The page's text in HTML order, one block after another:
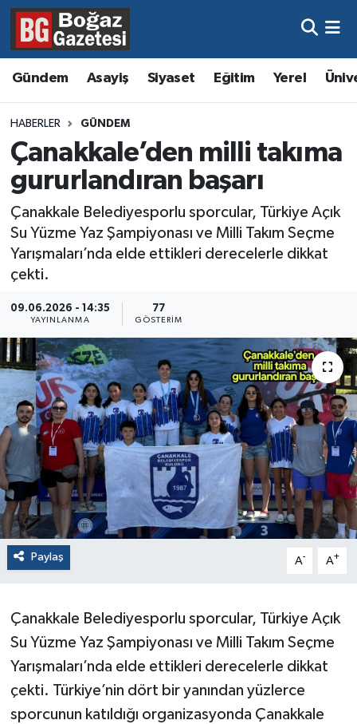
Gündem Asayiş Siyaset Eğitim Yerel
HABERLER GÜNDEM
Çanakkale’den milli takıma
gururlandıran başarı
Çanakkale Belediyesporlu sporcular, Türkiye Açık
Su Yüzme Yaz Şampiyonası ve Milli Takım Seçme
Yarışmaları’nda elde ettikleri derecelerle dikkat
çekti.
09.06.2026 - 14:35
YAYINLANMA
77
GÖSTERIM
Paylaş A- A+
Çanakkale Belediyesporlu sporcular, Türkiye Açık
Su Yüzme Yaz Şampiyonası ve Milli Takım Seçme
Yarışmaları’nda elde ettikleri derecelerle dikkat
çekti. Türkiye’nin dört bir yanından yüzlerce
sporcunun katıldığı organizasyonda Çanakkale
Asayiş
Eğitim
Ekonomi
Gündem
Kültür ve Sanat
Resmi İlanlar
Sağlık
Hava Durumu
Trafik Durumu
Süper Lig Puan Durumu ve Fikstür
Tüm Manşetler
Son Dakika Haberleri